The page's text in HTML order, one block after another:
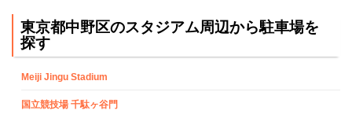
東京都中野区のスタジアム周辺から駐車場を
探す
Meiji Jingu Stadium
国立競技場 千駄ヶ谷門